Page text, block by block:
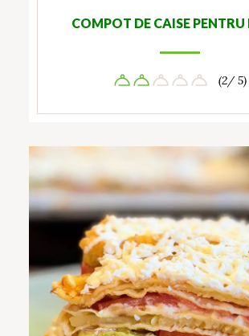
COMPOT DE CAISE
(2/ 5)